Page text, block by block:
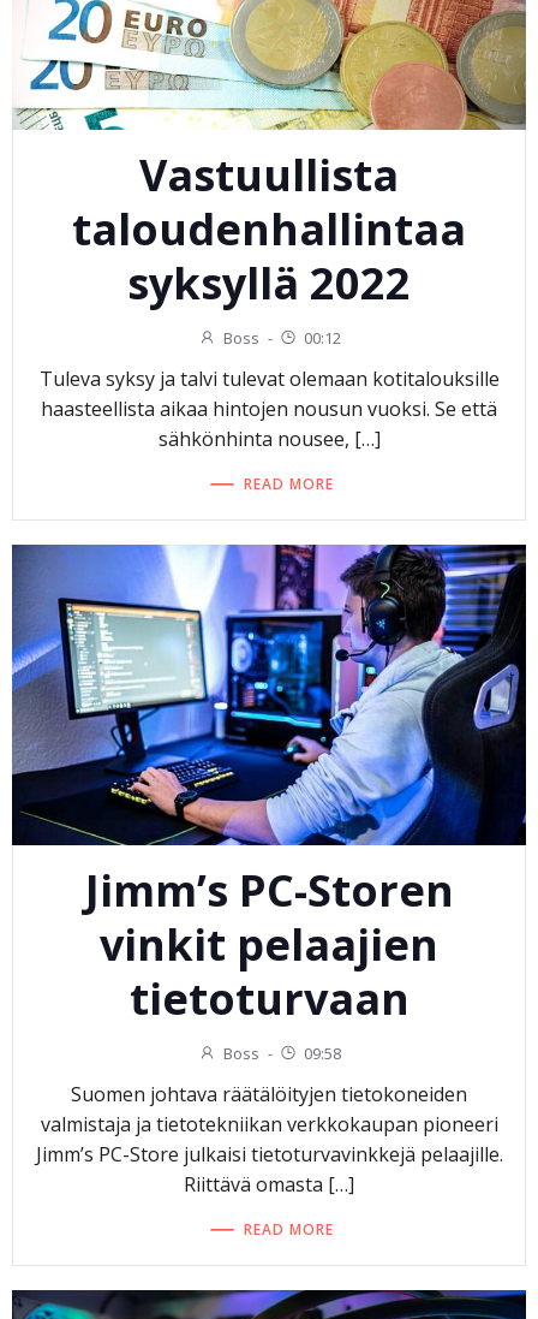
Vastuullista
taloudenhallintaa
syksyllä 2022
Boss - 00:12
Tuleva syksy ja talvi tulevat olemaan kotitalouksille
haasteellista aikaa hintojen nousun vuoksi. Se että
sähkönhinta nousee, […]
READ MORE
Jimm’s PC-Storen
vinkit pelaajien
tietoturvaan
Boss - 09:58
Suomen johtava räätälöityjen tietokoneiden
valmistaja ja tietotekniikan verkkokaupan pioneeri
Jimm’s PC-Store julkaisi tietoturvavinkkejä pelaajille.
Riittävä omasta […]
READ MORE